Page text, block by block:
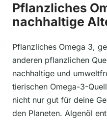
Pflanzliches
nachhaltige
Pflanzliches Omega 3,
anderen pflanzlichen
nachhaltige und
tierischen Omega-3-
nicht nur gut für deine
den Planeten. Algenöl